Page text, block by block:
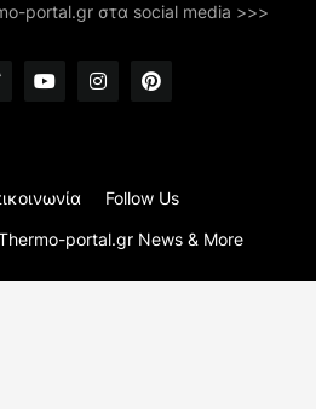
portal.gr στα social media >>>
portal.gr News & More
Follow Us